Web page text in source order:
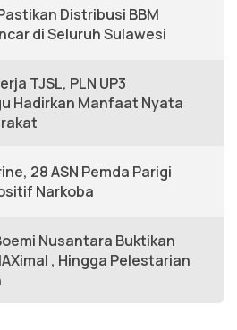
Distribusi BBM
di Seluruh Sulawesi
TJSL, PLN UP3
Hadirkan Manfaat Nyata
28 ASN Pemda Parigi
Narkoba
Nusantara Buktikan
, Hingga Pelestarian